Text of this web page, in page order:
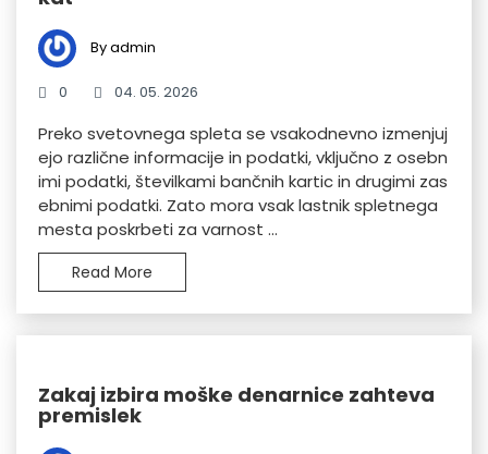
By admin
0 04. 05. 2026
Preko svetovnega spleta se vsakodnevno izmenjuj
ejo različne informacije in podatki, vključno z osebn
imi podatki, številkami bančnih kartic in drugimi zas
ebnimi podatki. Zato mora vsak lastnik spletnega
mesta poskrbeti za varnost ...
Read More
Zakaj izbira moške denarnice zahteva
premislek